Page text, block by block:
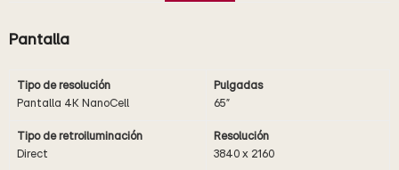
Pantalla
Tipo de resolución
Pantalla 4K NanoCell
Pulgadas
65"
Tipo de retroiluminación
Direct
Resolución
3840 x 2160